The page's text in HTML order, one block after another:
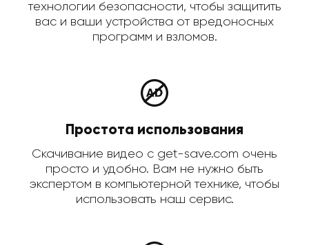
технологии безопасности, чтобы защитить
вас и ваши устройства от вредоносных
программ и взломов.
Простота использования
Скачивание видео с get-save.com очень
просто и удобно. Вам не нужно быть
экспертом в компьютерной технике, чтобы
использовать наш сервис.